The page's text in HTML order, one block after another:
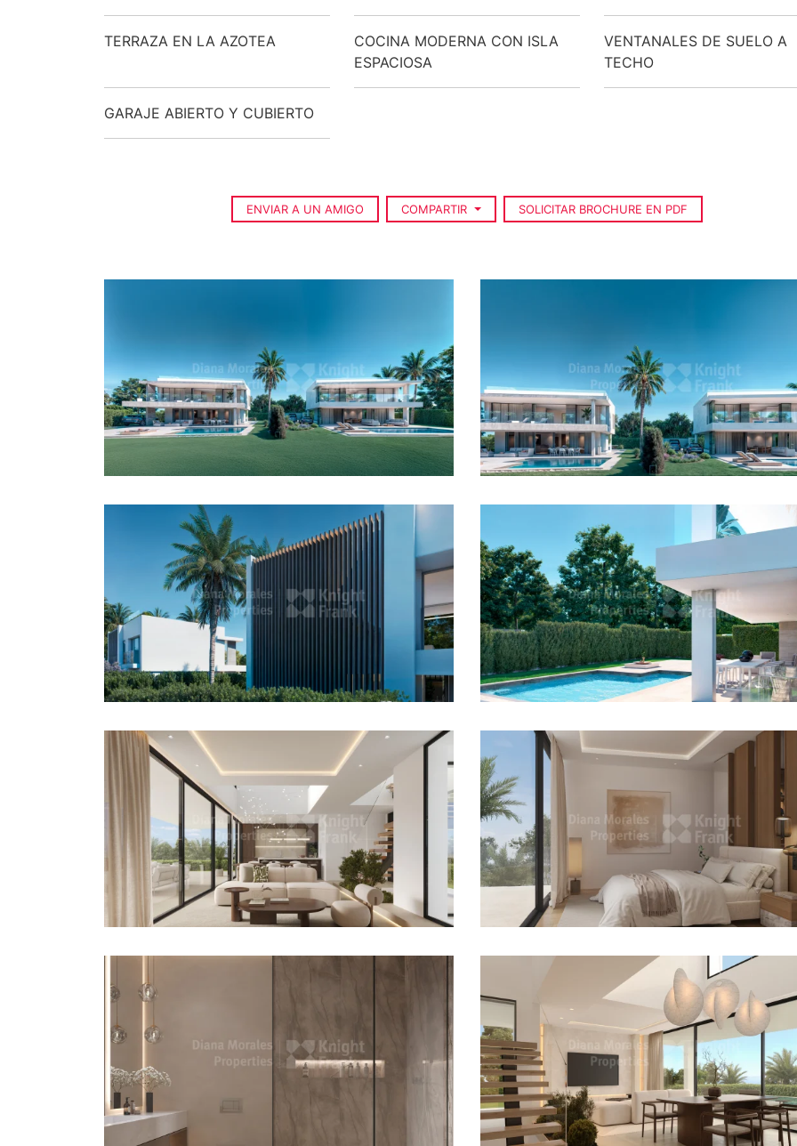
TERRAZA EN LA AZOTEA
COCINA MODERNA CON ISLA
ESPACIOSA
VENTANALES DE SUELO A
TECHO
GARAJE ABIERTO Y CUBIERTO
ENVIAR A UN AMIGO COMPARTIR SOLICITAR BROCHURE EN PDF